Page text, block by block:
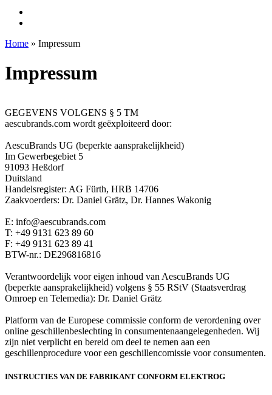
Home » Impressum
Impressum
GEGEVENS VOLGENS § 5 TM
aescubrands.com wordt geëxploiteerd door:
AescuBrands UG (beperkte aansprakelijkheid)
Im Gewerbegebiet 5
91093 Heßdorf
Duitsland
Handelsregister: AG Fürth, HRB 14706
Zaakvoerders: Dr. Daniel Grätz, Dr. Hannes Wakonig
E: info@aescubrands.com
T: +49 ­9131 ­623 89 60
F: +49­ 9131 ­623 89 41
BTW-nr.: DE296816816
Verantwoordelijk voor eigen inhoud van AescuBrands UG
(beperkte aansprakelijkheid) volgens § 55 RStV (Staatsverdrag
Omroep en Telemedia): Dr. Daniel Grätz
Platform van de Europese commissie conform de verordening over
online geschillenbeslechting in consumentenaangelegenheden. Wij
zijn niet verplicht en bereid om deel te nemen aan een
geschillenprocedure voor een geschillencomissie voor consumenten.
INSTRUCTIES VAN DE FABRIKANT CONFORM ELEKTROG